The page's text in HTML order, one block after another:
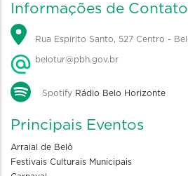
Informações de Contato
Rua Espírito Santo, 527 Centro -
belotur@pbh.gov.br
Spotify Rádio Belo Horizonte
Principais Eventos
Arraial de Belô
Festivais Culturais Municipais